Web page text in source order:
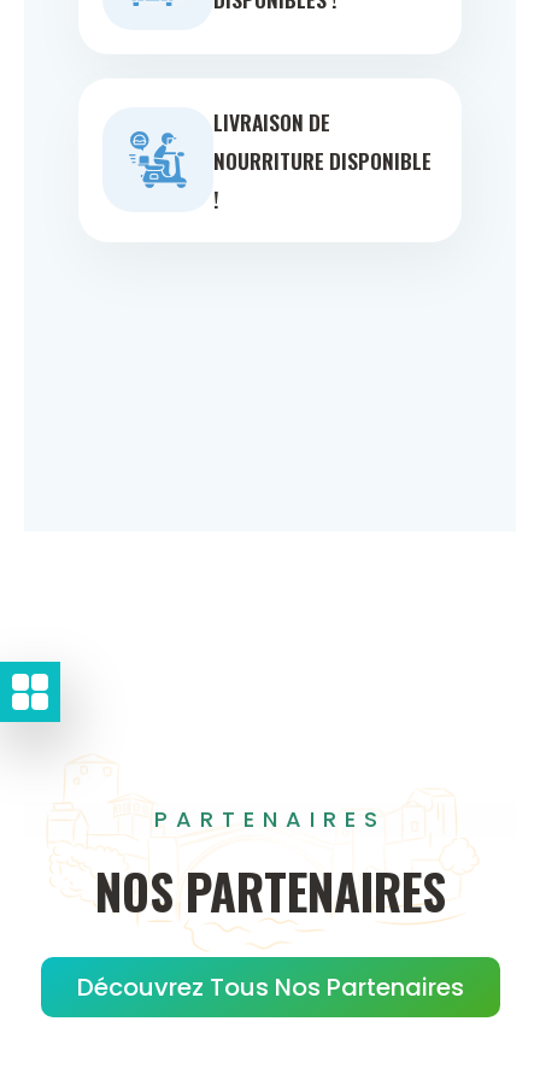
LIVRAISON DE
NOURRITURE DISPONIBLE
!
PARTENAIRES
NOS PARTENAIRES
Découvrez Tous Nos Partenaires